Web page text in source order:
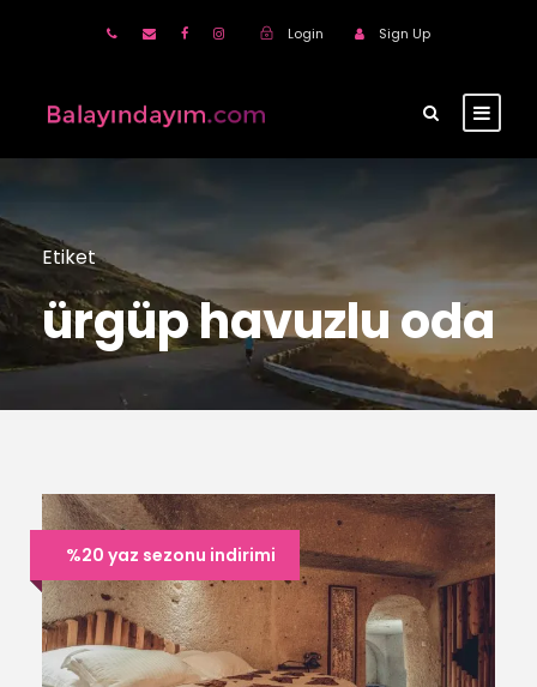
Login Sign Up
Etiket
ürgüp havuzlu oda
%20 yaz sezonu indirimi